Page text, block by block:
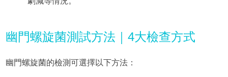
幽門螺旋菌測試方法｜4大檢查方式
幽門螺旋菌的檢測可選擇以下方法：